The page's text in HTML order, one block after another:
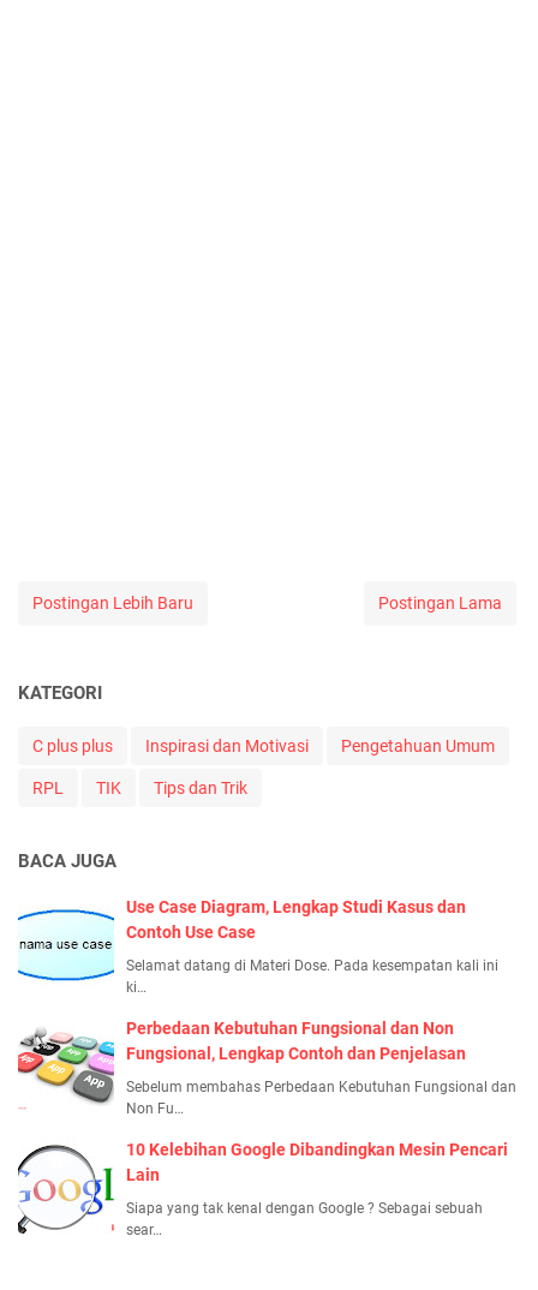
Postingan Lebih Baru Postingan Lama
KATEGORI
C plus plus Inspirasi dan Motivasi Pengetahuan Umum
RPL TIK Tips dan Trik
BACA JUGA
Use Case Diagram, Lengkap Studi Kasus dan
Contoh Use Case
Selamat datang di Materi Dose. Pada kesempatan kali ini
ki…
Perbedaan Kebutuhan Fungsional dan Non
Fungsional, Lengkap Contoh dan Penjelasan
Sebelum membahas Perbedaan Kebutuhan Fungsional dan
Non Fu…
10 Kelebihan Google Dibandingkan Mesin Pencari
Lain
Siapa yang tak kenal dengan Google ? Sebagai sebuah
sear…